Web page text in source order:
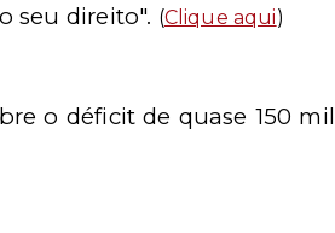
seu direito". (Clique aqui)
o déficit de quase 150 mil